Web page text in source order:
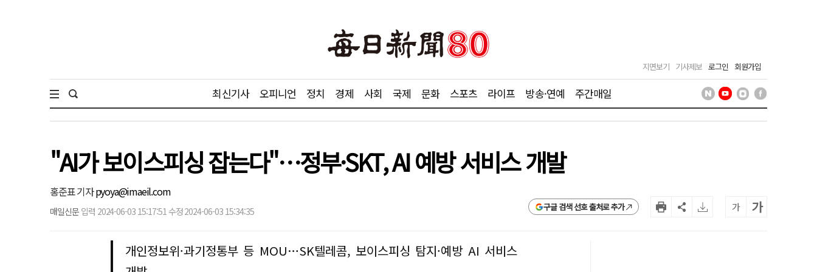
지면보기 기사제보 로그인 회원가입
최신기사 오피니언 정치 경제 사회 국제 문화 스포츠 라이프 방송·연예 주간매일
"AI가 보이스피싱 잡는다"…정부·SKT, AI 예방 서비스 개발
홍준표 기자pyoya@imaeil.com
매일신문 입력 2024-06-03 15:17:51 수정 2024-06-03 15:34:35 구글 검색 선호 출처로 추가 가 가
개인정보위·과기정통부 등 MOU…SK텔레콤, 보이스피싱 탐지·예방 AI 서비스